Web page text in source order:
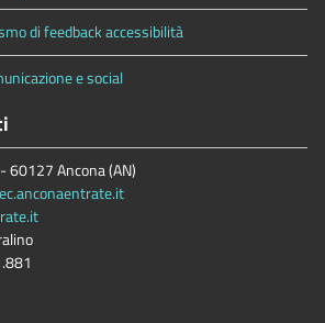
di feedback accessibilità
e social
60127 Ancona (AN)